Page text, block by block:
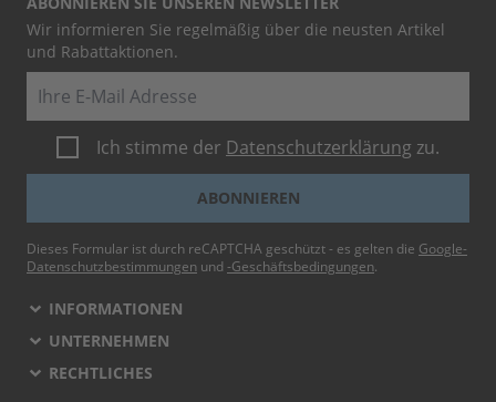
Wir informieren Sie regelmäßig über die neusten Artikel
und Rabattaktionen.
Ich stimme der Datenschutzerklärung zu.
ABONNIEREN
Dieses Formular ist durch reCAPTCHA geschützt - es gelten die Google-
Datenschutzbestimmungen und -Geschäftsbedingungen.
INFORMATIONEN
UNTERNEHMEN
RECHTLICHES